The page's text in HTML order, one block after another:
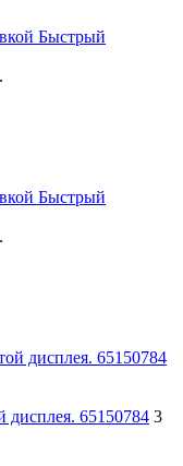
Быстрый
Быстрый
дисплея. 65150784 3